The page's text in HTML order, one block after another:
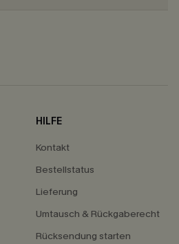
HILFE
Kontakt
Bestellstatus
Lieferung
Umtausch & Rückgaberecht
Rücksendung starten